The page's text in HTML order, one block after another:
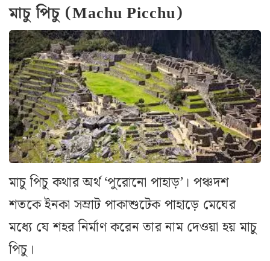
মাচু পিচু (Machu Picchu)
মাচু পিচু কথার অর্থ ‘পুরোনো পাহাড়’। পঞ্চদশ
শতকে ইনকা সম্রাট পাকাশুটেক পাহাড়ে মেঘের
মধ্যে যে শহর নির্মাণ করেন তার নাম দেওয়া হয় মাচু
পিচু।